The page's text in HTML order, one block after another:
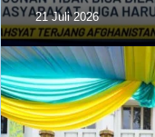
21 Juli 2026